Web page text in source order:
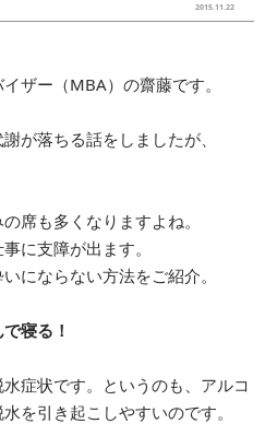
UP 筋肉
女の本音
ブ 眉毛
メタボ
2015.11.22
ザー（MBA）の齋藤です。
が落ちる話をしましたが、
席も多くなりますよね。
に支障が出ます。
にならない方法をご紹介。
寝る！
症状です。というのも、アルコ
を引き起こしやすいのです。